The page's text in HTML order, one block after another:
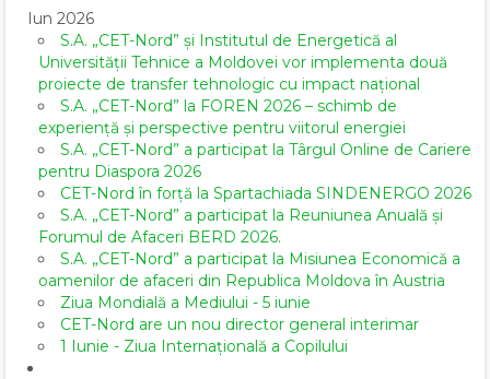
Iun 2026
S.A. „CET-Nord” și Institutul de Energetică al
Universității Tehnice a Moldovei vor implementa două
proiecte de transfer tehnologic cu impact național
S.A. „CET-Nord” la FOREN 2026 – schimb de
experiență și perspective pentru viitorul energiei
S.A. „CET-Nord” a participat la Târgul Online de Cariere
pentru Diaspora 2026
CET-Nord în forță la Spartachiada SINDENERGO 2026
S.A. „CET-Nord” a participat la Reuniunea Anuală și
Forumul de Afaceri BERD 2026.
S.A. „CET-Nord” a participat la Misiunea Economică a
oamenilor de afaceri din Republica Moldova în Austria
Ziua Mondială a Mediului - 5 iunie
CET-Nord are un nou director general interimar
1 Iunie - Ziua Internațională a Copilului